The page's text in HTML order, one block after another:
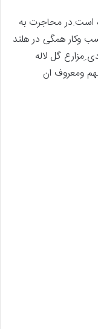
است.در محاجرت به
وکار همگی در هلند
ِمزارع گل لاله
ومعروف ان